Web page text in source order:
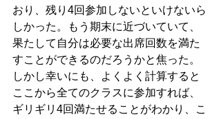
おり、残り4回参加しないといけないら
しかった。もう期末に近づいていて、
果たして自分は必要な出席回数を満た
すことができるのだろうかと焦った。
しかし幸いにも、よくよく計算すると
ここから全てのクラスに参加すれば、
ギリギリ4回満たせることがわかり、こ